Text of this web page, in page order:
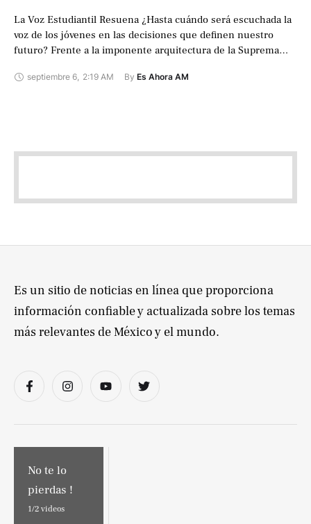
La Voz Estudiantil Resuena ¿Hasta cuándo será escuchada la
voz de los jóvenes en las decisiones que definen nuestro
futuro? Frente a la imponente arquitectura de la Suprema
septiembre 6, 2:19 AM By Es Ahora AM
No te lo
pierdas !
1/2 videos
Es un sitio de noticias en línea que proporciona
información confiable y actualizada sobre los temas
más relevantes de México y el mundo.